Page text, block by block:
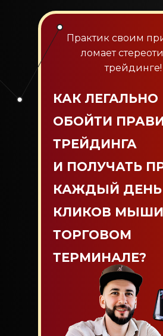
Практик своим
ломает
трейдинге!
КАК ЛЕГАЛЬНО
ОБОЙТИ
ТРЕЙДИНГА
И ПОЛУЧАТЬ
КАЖДЫЙ
КЛИКОВ
ТОРГОВОМ
ТЕРМИНАЛЕ?